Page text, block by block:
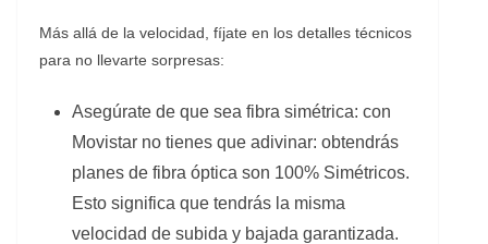
Más allá de la velocidad, fíjate en los detalles técnicos
para no llevarte sorpresas:
Asegúrate de que sea fibra simétrica: con
Movistar no tienes que adivinar: obtendrás
planes de fibra óptica son 100% Simétricos.
Esto significa que tendrás la misma
velocidad de subida y bajada garantizada.